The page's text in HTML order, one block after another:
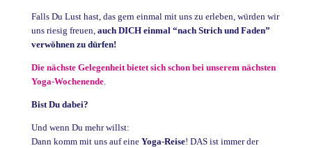
Falls Du Lust hast, das gern einmal mit uns zu erleben, würden wir
uns riesig freuen, auch DICH einmal “nach Strich und Faden”
verwöhnen zu dürfen!
Die nächste Gelegenheit bietet sich schon bei unserem nächsten
Yoga-Wochenende.
Bist Du dabei?
Und wenn Du mehr willst:
Dann komm mit uns auf eine Yoga-Reise! DAS ist immer der